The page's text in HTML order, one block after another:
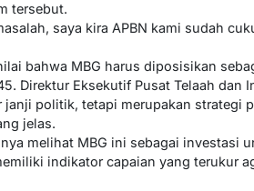
tersebut.
saya kira APBN kami sudah
bahwa MBG harus diposisikan
Direktur Eksekutif Pusat Telaah
janji politik, tetapi merupakan strategi
jelas.
melihat MBG ini sebagai
indikator capaian yang terukur